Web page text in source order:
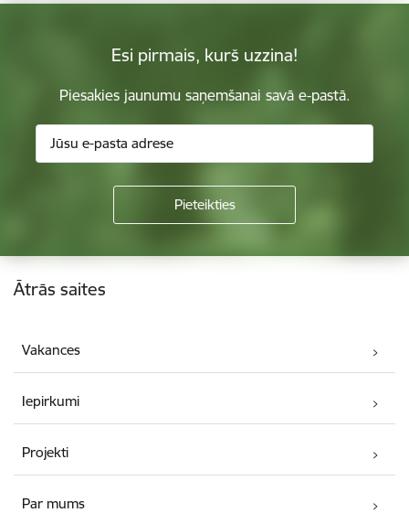
Esi pirmais, kurš uzzina!
Piesakies jaunumu saņemšanai savā e-pastā.
Kājene
Ātrās saites
Vakances
Iepirkumi
Projekti
Par mums